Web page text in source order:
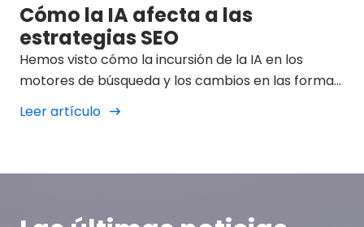
Cómo la IA afecta a las
estrategias SEO
Hemos visto cómo la incursión de la IA en los
motores de búsqueda y los cambios en las formas
en los que muestran los resultados en los SERP
Leer artículo